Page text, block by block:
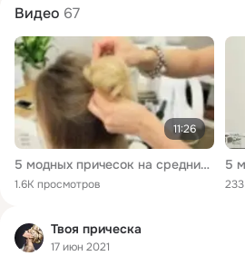
Видео 67
11:26
5 модных причесок на средние волосы_ ПУЧОК-мальвинка стильные ХВОСТЫ _ YourBestBlog
1.6K просмотров
Твоя прическа
17 июн 2021